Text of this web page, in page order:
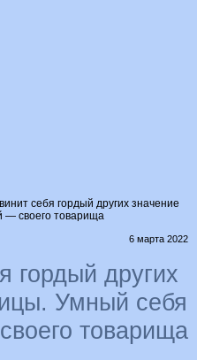
себя гордый других значение
— своего товарища
6 марта 2022
гордый других
Умный себя
товарища